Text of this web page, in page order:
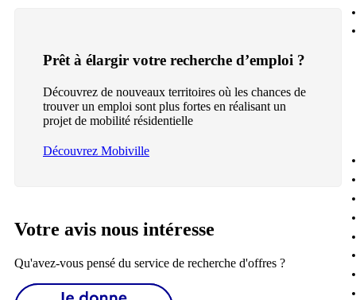
Prêt à élargir votre recherche d’emploi ?
Découvrez de nouveaux territoires où les chances de
trouver un emploi sont plus fortes en réalisant un
projet de mobilité résidentielle
Découvrez Mobiville
Votre avis nous intéresse
Qu'avez-vous pensé du service de recherche d'offres ?